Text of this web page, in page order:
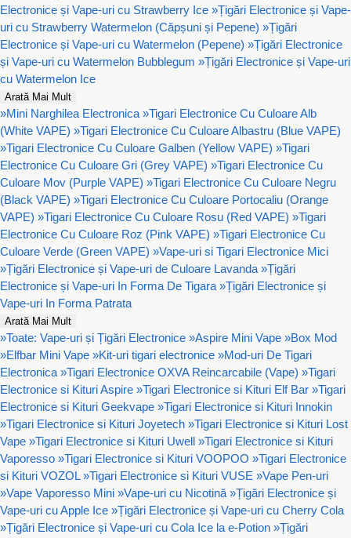
Electronice și Vape-uri cu Strawberry Ice »Țigări Electronice și Vape-
uri cu Strawberry Watermelon (Căpșuni și Pepene) »Țigări
Electronice și Vape-uri cu Watermelon (Pepene) »Țigări Electronice
și Vape-uri cu Watermelon Bubblegum »Țigări Electronice și Vape-uri
cu Watermelon Ice
Arată Mai Mult
»Mini Narghilea Electronica »Tigari Electronice Cu Culoare Alb
(White VAPE) »Tigari Electronice Cu Culoare Albastru (Blue VAPE)
»Tigari Electronice Cu Culoare Galben (Yellow VAPE) »Tigari
Electronice Cu Culoare Gri (Grey VAPE) »Tigari Electronice Cu
Culoare Mov (Purple VAPE) »Tigari Electronice Cu Culoare Negru
(Black VAPE) »Tigari Electronice Cu Culoare Portocaliu (Orange
VAPE) »Tigari Electronice Cu Culoare Rosu (Red VAPE) »Tigari
Electronice Cu Culoare Roz (Pink VAPE) »Tigari Electronice Cu
Culoare Verde (Green VAPE) »Vape-uri si Tigari Electronice Mici
»Țigări Electronice și Vape-uri de Culoare Lavanda »Țigări
Electronice și Vape-uri In Forma De Tigara »Țigări Electronice și
Vape-uri In Forma Patrata
Arată Mai Mult
»Toate: Vape-uri și Țigări Electronice »Aspire Mini Vape »Box Mod
»Elfbar Mini Vape »Kit-uri tigari electronice »Mod-uri De Tigari
Electronica »Tigari Electronice OXVA Reincarcabile (Vape) »Tigari
Electronice si Kituri Aspire »Tigari Electronice si Kituri Elf Bar »Tigari
Electronice si Kituri Geekvape »Tigari Electronice si Kituri Innokin
»Tigari Electronice si Kituri Joyetech »Tigari Electronice si Kituri Lost
Vape »Tigari Electronice si Kituri Uwell »Tigari Electronice si Kituri
Vaporesso »Tigari Electronice si Kituri VOOPOO »Tigari Electronice
si Kituri VOZOL »Tigari Electronice si Kituri VUSE »Vape Pen-uri
»Vape Vaporesso Mini »Vape-uri cu Nicotină »Țigări Electronice și
Vape-uri cu Apple Ice »Țigări Electronice și Vape-uri cu Cherry Cola
»Țigări Electronice și Vape-uri cu Cola Ice la e-Potion »Țigări